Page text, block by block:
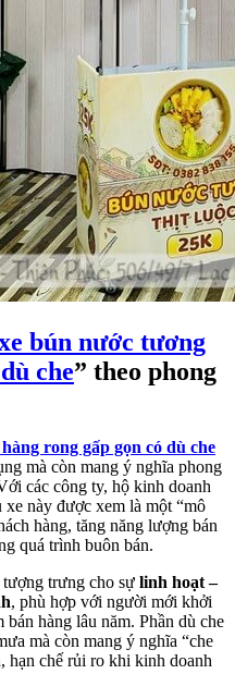
bún nước tương
che” theo phong
rong gấp gọn có dù che
mà còn mang ý nghĩa phong
các công ty, hộ kinh doanh
xe này được xem là một “mô
hàng, tăng năng lượng bán
quá trình buôn bán.
trưng cho sự linh hoạt –
, phù hợp với người mới khởi
hàng lâu năm. Phần dù che
mà còn mang ý nghĩa “che
hạn chế rủi ro khi kinh doanh